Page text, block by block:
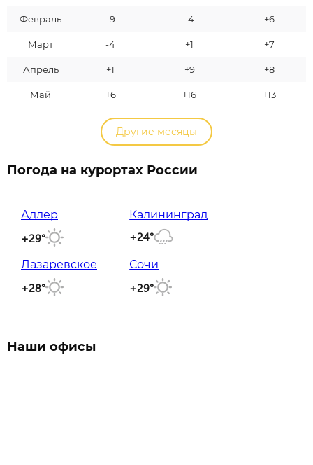
Февраль -9 -4 +6
Март -4 +1 +7
Апрель +1 +9 +8
Май +6 +16 +13
Другие месяцы
Погода на курортах России
Адлер
+29°
Калининград
+24°
Лазаревское
+28°
Сочи
+29°
Наши офисы